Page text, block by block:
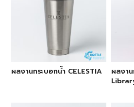
ผลงานกระบอกน้ำ CELESTIA
ผลงา